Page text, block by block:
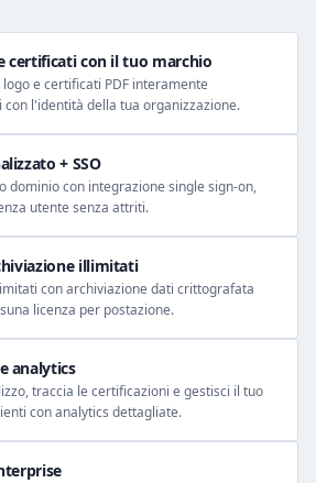
certificati con il tuo marchio
e certificati PDF interamente
con l'identità della tua organizzazione.
+ SSO
dominio con integrazione single sign-on,
utente senza attriti.
illimitati
con archiviazione dati crittografata
licenza per postazione.
analytics
traccia le certificazioni e gestisci il tuo
con analytics dettagliate.